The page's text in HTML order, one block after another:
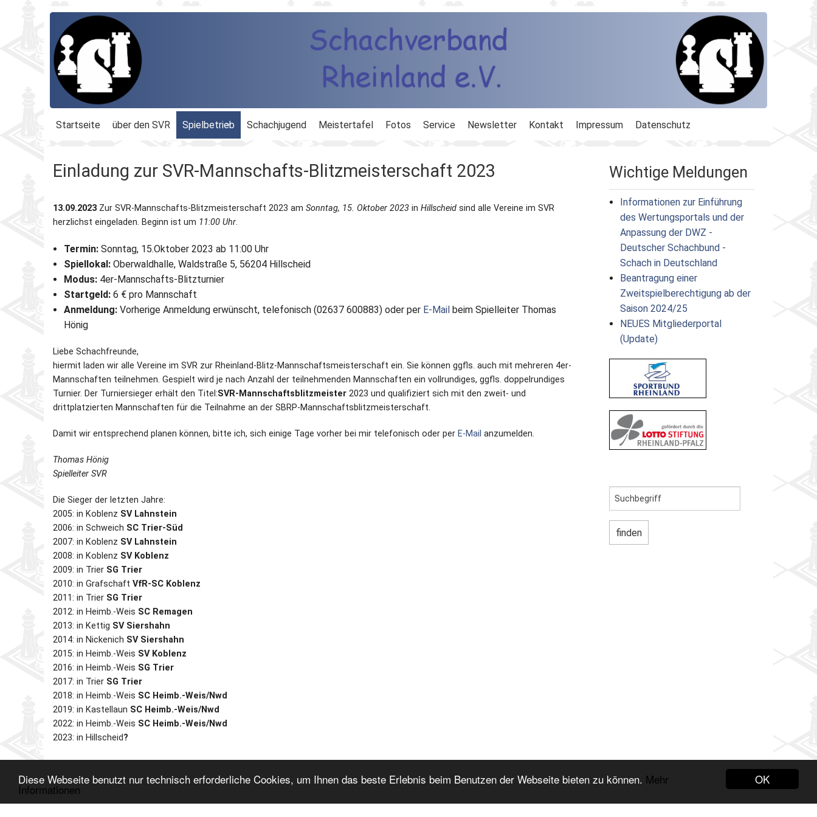
OK
Diese Webseite benutzt nur technisch erforderliche Cookies, um Ihnen das beste Erlebnis beim Benutzen der Webseite bieten zu können. Mehr
Informationen
Startseite über den SVR
Beauftragte
Ehrenmitglieder
Schachbezirke
Geschichte
Protokolle
Partner
Spielbetrieb
Blitz-MM
Einzel-M.
Schnellschach-E.
Schachjugend Meistertafel Fotos Service
DWZ
Newsletter Kontakt Impressum Datenschutz
Einladung zur SVR-Mannschafts-Blitzmeisterschaft 2023
13.09.2023 Zur SVR-Mannschafts-Blitzmeisterschaft 2023 am Sonntag, 15. Oktober 2023 in Hillscheid sind alle Vereine im SVR
herzlichst eingeladen. Beginn ist um 11:00 Uhr.
Termin:Sonntag, 15.Oktober 2023 ab 11:00 Uhr
Spiellokal:Oberwaldhalle, Waldstraße 5, 56204 Hillscheid
Modus:4er-Mannschafts-Blitzturnier
Startgeld:6 € pro Mannschaft
Anmeldung:Vorherige Anmeldung erwünscht, telefonisch (02637 600883) oder per E-Mailbeim Spielleiter Thomas
Hönig
Liebe Schachfreunde,
hiermit laden wir alle Vereine im SVR zur Rheinland-Blitz-Mannschaftsmeisterschaft ein. Sie können ggfls. auch mit mehreren 4er-
Mannschaften teilnehmen. Gespielt wird je nach Anzahl der teilnehmenden Mannschaften ein vollrundiges, ggfls. doppelrundiges
Turnier. Der Turniersieger erhält den Titel:SVR-Mannschaftsblitzmeister 2023 und qualifiziert sich mit den zweit- und
drittplatzierten Mannschaften für die Teilnahme an der SBRP-Mannschaftsblitzmeisterschaft.
Damit wir entsprechend planen können, bitte ich, sich einige Tage vorher bei mir telefonisch oder per E-Mail anzumelden.
Thomas Hönig
Spielleiter SVR
Die Sieger der letzten Jahre:
2005: in Koblenz SV Lahnstein
2006: in Schweich SC Trier-Süd
2007: in Koblenz SV Lahnstein
2008: in Koblenz SV Koblenz
2009: in Trier SG Trier
2010: in Grafschaft VfR-SC Koblenz
2011: in Trier SG Trier
2012: in Heimb.-Weis SC Remagen
2013: in Kettig SV Siershahn
2014: in Nickenich SV Siershahn
2015: in Heimb.-Weis SV Koblenz
2016: in Heimb.-Weis SG Trier
2017: in Trier SG Trier
2018: in Heimb.-Weis SC Heimb.-Weis/Nwd
2019: in Kastellaun SC Heimb.-Weis/Nwd
2022: in Heimb.-Weis SC Heimb.-Weis/Nwd
2023: in Hillscheid?
Wichtige Meldungen
Informationen zur Einführung
des Wertungsportals und der
Anpassung der DWZ -
Deutscher Schachbund -
Schach in Deutschland
Beantragung einer
Zweitspielberechtigung ab der
Saison 2024/25
NEUES Mitgliederportal
(Update)